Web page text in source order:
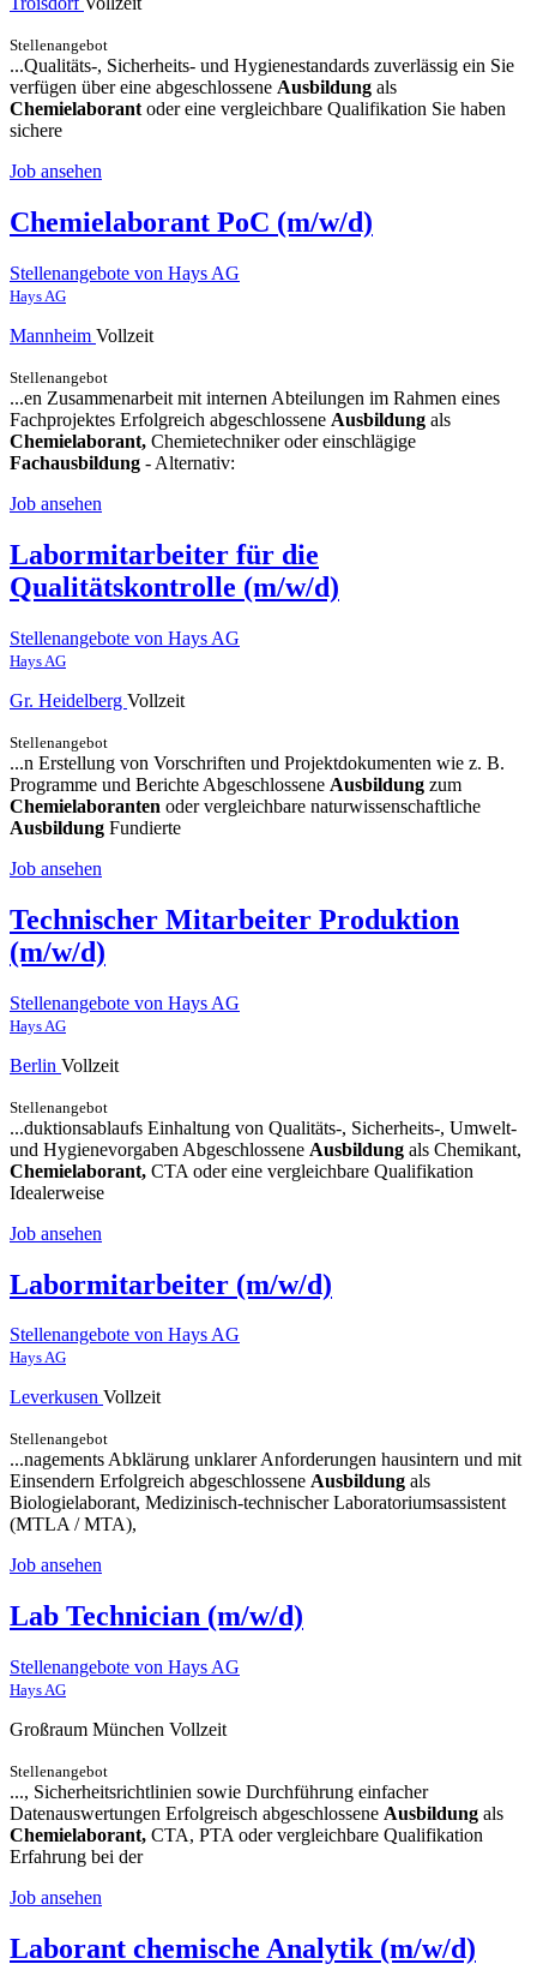
Stellenangebot
...Qualitäts-, Sicherheits- und Hygienestandards zuverlässig ein Sie
verfügen über eine abgeschlossene Ausbildung als
Chemielaborant oder eine vergleichbare Qualifikation Sie haben
sichere
Job ansehen
Chemielaborant PoC (m/w/d)
Stellenangebote von Hays AG
Hays AG
Mannheim Vollzeit
Stellenangebot
...en Zusammenarbeit mit internen Abteilungen im Rahmen eines
Fachprojektes Erfolgreich abgeschlossene Ausbildung als
Chemielaborant, Chemietechniker oder einschlägige
Fachausbildung - Alternativ:
Job ansehen
Labormitarbeiter für die
Qualitätskontrolle (m/w/d)
Stellenangebote von Hays AG
Hays AG
Gr. Heidelberg Vollzeit
Stellenangebot
...n Erstellung von Vorschriften und Projektdokumenten wie z. B.
Programme und Berichte Abgeschlossene Ausbildung zum
Chemielaboranten oder vergleichbare naturwissenschaftliche
Ausbildung Fundierte
Job ansehen
Technischer Mitarbeiter Produktion
(m/w/d)
Stellenangebote von Hays AG
Hays AG
Berlin Vollzeit
Stellenangebot
...duktionsablaufs Einhaltung von Qualitäts-, Sicherheits-, Umwelt-
und Hygienevorgaben Abgeschlossene Ausbildung als Chemikant,
Chemielaborant, CTA oder eine vergleichbare Qualifikation
Idealerweise
Job ansehen
Labormitarbeiter (m/w/d)
Stellenangebote von Hays AG
Hays AG
Leverkusen Vollzeit
Stellenangebot
...nagements Abklärung unklarer Anforderungen hausintern und mit
Einsendern Erfolgreich abgeschlossene Ausbildung als
Biologielaborant, Medizinisch-technischer Laboratoriumsassistent
(MTLA / MTA),
Job ansehen
Lab Technician (m/w/d)
Stellenangebote von Hays AG
Hays AG
Großraum München Vollzeit
Stellenangebot
..., Sicherheitsrichtlinien sowie Durchführung einfacher
Datenauswertungen Erfolgreisch abgeschlossene Ausbildung als
Chemielaborant, CTA, PTA oder vergleichbare Qualifikation
Erfahrung bei der
Job ansehen
Laborant chemische Analytik (m/w/d)